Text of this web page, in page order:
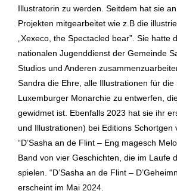
Illustratorin zu werden. Seitdem hat sie
Projekten mitgearbeitet wie z.B die
„Xexeco, the Spectacled bear”. Sie hatte
nationalen Jugenddienst der Gemeinde
Studios und Anderen
Sandra die Ehre, alle Illustrationen für die
Luxemburger Monarchie zu entwerfen,
gewidmet ist. Ebenfalls 2023 hat sie ihr
und Illustrationen) bei Editions Schortgen
“D’Sasha an de Flint – Eng magesch
Band von vier Geschichten, die im Laufe
spielen. “D’Sasha an de Flint –
erscheint im Mai 2024.